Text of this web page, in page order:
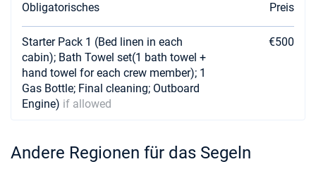
Obligatorisches Preis
Starter Pack 1 (Bed linen in each
cabin); Bath Towel set(1 bath towel +
hand towel for each crew member); 1
Gas Bottle; Final cleaning; Outboard
Engine) if allowed
€500
Andere Regionen für das Segeln